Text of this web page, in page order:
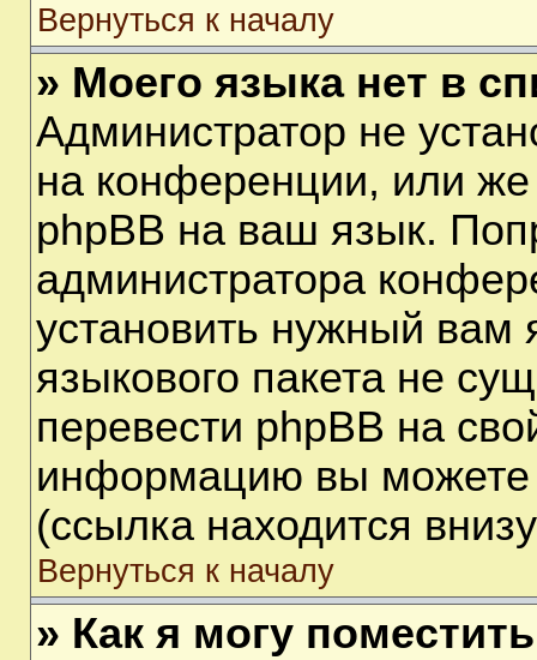
Вернуться к началу
» Моего языка нет в
Администратор не
на конференции, или же
phpBB на ваш язык.
администратора
установить нужный вам
языкового пакета не
перевести phpBB на
информацию вы можете
(ссылка находится
Вернуться к началу
» Как я могу